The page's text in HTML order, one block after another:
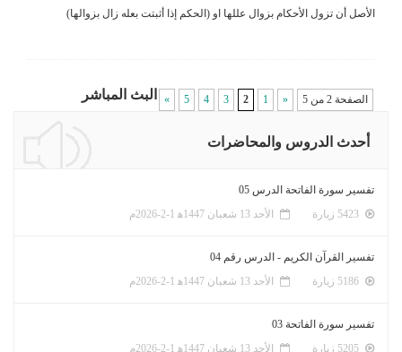
الأصل أن تزول الأحكام بزوال عللها او (الحكم إذا أثبتت بعله زال بزوالها)
الصفحة 2 من 5 «
1
2
3
4
5
» البث المباشر
أحدث الدروس والمحاضرات
تفسير سورة الفاتحة الدرس 05
الأحد 13 شعبان 1447ﻫ 1-2-2026م
تفسير القرآن الكريم - الدرس رقم 04
الأحد 13 شعبان 1447ﻫ 1-2-2026م
تفسير سورة الفاتحة 03
الأحد 13 شعبان 1447ﻫ 1-2-2026م